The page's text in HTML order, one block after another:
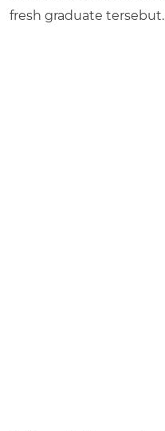
fresh graduate tersebut.